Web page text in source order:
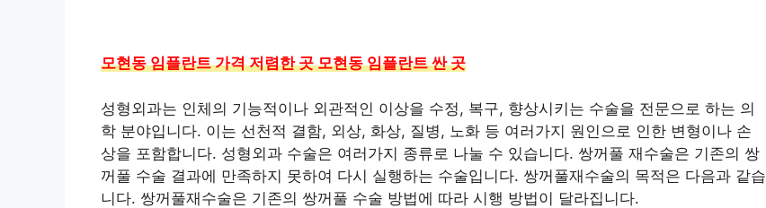
모현동 임플란트 가격 저렴한 곳 모현동 임플란트 싼 곳
성형외과는 인체의 기능적이나 외관적인 이상을 수정, 복구, 향상시키는 수술을 전문으로 하는 의
학 분야입니다. 이는 선천적 결함, 외상, 화상, 질병, 노화 등 여러가지 원인으로 인한 변형이나 손
상을 포함합니다. 성형외과 수술은 여러가지 종류로 나눌 수 있습니다. 쌍꺼풀 재수술은 기존의 쌍
꺼풀 수술 결과에 만족하지 못하여 다시 실행하는 수술입니다. 쌍꺼풀재수술의 목적은 다음과 같습
니다. 쌍꺼풀재수술은 기존의 쌍꺼풀 수술 방법에 따라 시행 방법이 달라집니다.